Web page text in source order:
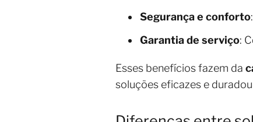
Segurança e conforto
Garantia de serviço:
Esses benefícios fazem da
soluções eficazes e